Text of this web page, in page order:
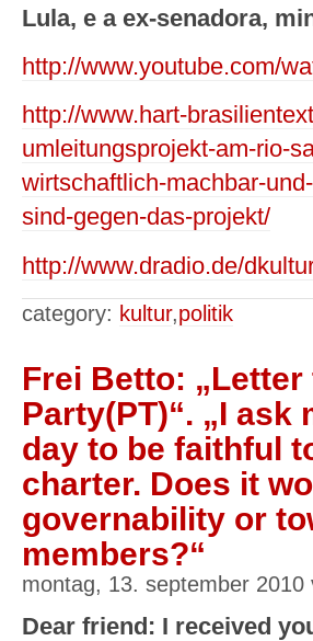
Lula, e a ex-senadora,
http://www.youtube.com/
http://www.hart-
umleitungsprojekt-am-rio-
wirtschaftlich-machbar-
sind-gegen-das-projekt/
http://www.dradio.de/
category: kultur,politik
Frei Betto:
Party(PT)“. „I
day to be faithful
charter. Does it
governability or
members?“
montag, 13. september 2010
Dear friend: I received